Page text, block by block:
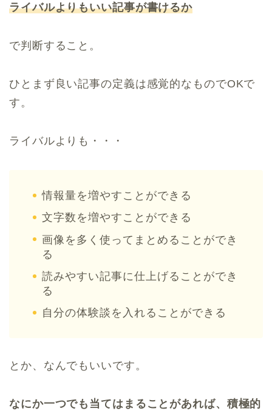
ライバルよりもいい記事が書けるか
で判断すること。
ひとまず良い記事の定義は感覚的なものでOKで
す。
ライバルよりも・・・
情報量を増やすことができる
文字数を増やすことができる
画像を多く使ってまとめることができ
る
読みやすい記事に仕上げることができ
る
自分の体験談を入れることができる
とか、なんでもいいです。
なにか一つでも当てはまることがあれば、積極的